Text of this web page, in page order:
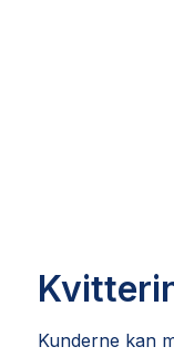
Kunderne kan